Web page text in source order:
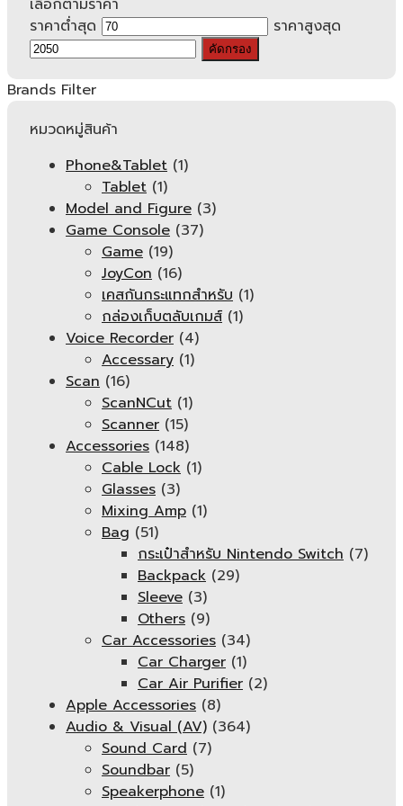
เลือกตามราคา
ราคาต่ำสุด
ราคาสูงสุด
คัดกรอง
Brands Filter
หมวดหมู่สินค้า
Phone&Tablet (1)
Tablet (1)
Model and Figure (3)
Game Console (37)
Game (19)
JoyCon (16)
เคสกันกระแทกสำหรับ (1)
กล่องเก็บตลับเกมส์ (1)
Voice Recorder (4)
Accessary (1)
Scan (16)
ScanNCut (1)
Scanner (15)
Accessories (148)
Cable Lock (1)
Glasses (3)
Mixing Amp (1)
Bag (51)
กระเป๋าสำหรับ Nintendo Switch (7)
Backpack (29)
Sleeve (3)
Others (9)
Car Accessories (34)
Car Charger (1)
Car Air Purifier (2)
Apple Accessories (8)
Audio & Visual (AV) (364)
Sound Card (7)
Soundbar (5)
Speakerphone (1)